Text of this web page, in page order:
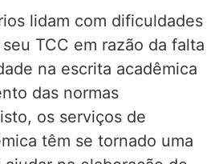
lidam com dificuldades
TCC em razão da falta
na escrita acadêmica
das normas
os serviços de
têm se tornado uma